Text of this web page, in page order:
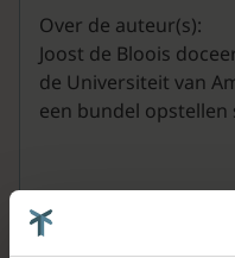
Over de auteur(s):
Joost de Bloois
de Universiteit van
een bundel opstellen